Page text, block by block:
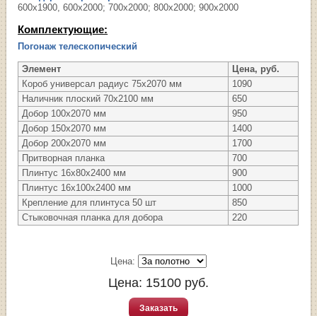
600х1900, 600х2000; 700х2000; 800х2000; 900х2000
Комплектующие:
Погонаж телескопический
Элемент
Цена, руб.
Короб универсал радиус 75х2070 мм
1090
Наличник плоский 70х2100 мм
650
Добор 100х2070 мм
950
Добор 150х2070 мм
1400
Добор 200х2070 мм
1700
Притворная планка
700
Плинтус 16х80х2400 мм
900
Плинтус 16х100х2400 мм
1000
Крепление для плинтуса 50 шт
850
Стыковочная планка для добора
220
Цена:
Цена: 15100 руб.
Заказать